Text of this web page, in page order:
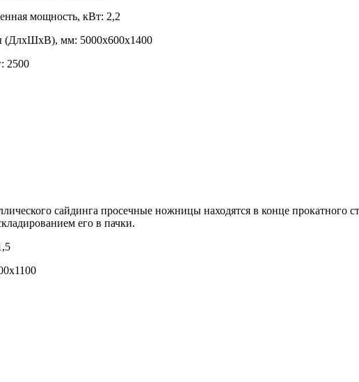
мощность, кВт: 2,2
(ДлхШхВ), мм: 5000х600х1400
2500
сайдинга просечные ножницы находятся в конце прокатного
его в пачки.